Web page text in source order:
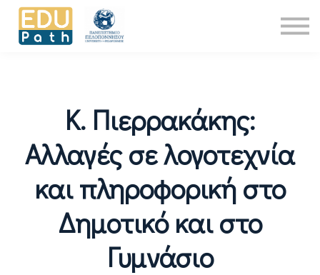
Είσοδος
Κ. Πιερρακάκης:
Αλλαγές σε λογοτεχνία
και πληροφορική στο
Δημοτικό και στο
Γυμνάσιο